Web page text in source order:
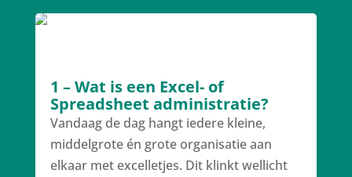
1 – Wat is een Excel- of
Spreadsheet administratie?
Vandaag de dag hangt iedere kleine,
middelgrote én grote organisatie aan
elkaar met excelletjes. Dit klinkt wellicht